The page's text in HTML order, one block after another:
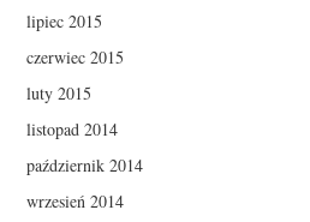
lipiec 2015
czerwiec 2015
luty 2015
listopad 2014
październik 2014
wrzesień 2014